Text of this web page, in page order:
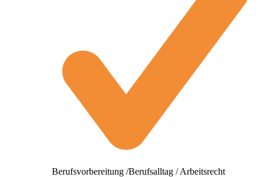
Berufsvorbereitung /Berufsalltag / Arbeitsrecht